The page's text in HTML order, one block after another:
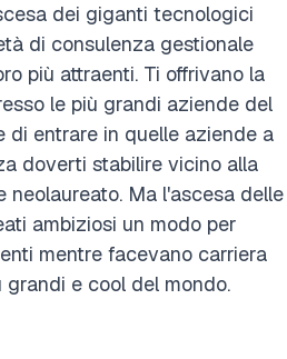
dei giganti tecnologici
di consulenza gestionale
più attraenti. Ti offrivano la
le più grandi aziende del
di entrare in quelle aziende a
doverti stabilire vicino alla
neolaureato. Ma l'ascesa delle
ambiziosi un modo per
mentre facevano carriera
e cool del mondo.